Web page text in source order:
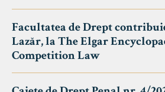
Facultatea de Drept
Lazăr, la The Elgar
Competition Law